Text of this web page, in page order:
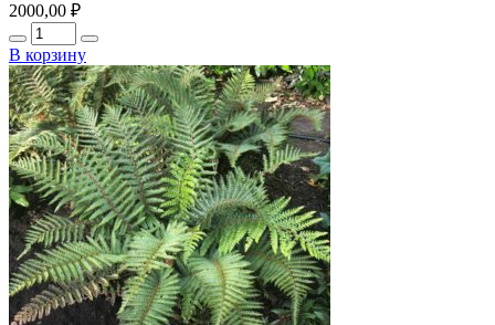
2000,00 ₽
Количество
В корзину